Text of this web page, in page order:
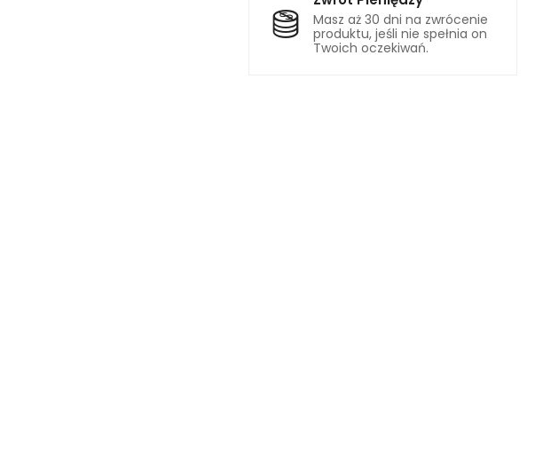
Masz aż 30 dni na zwrócenie
produktu, jeśli nie spełnia on
Twoich oczekiwań.